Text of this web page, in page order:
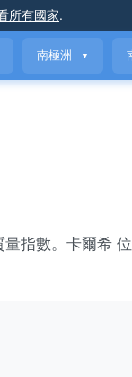
所有國家.
南極洲 ▼
指數。卡爾希